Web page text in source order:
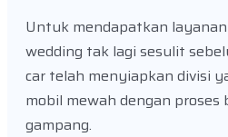
Untuk mendapatkan
wedding tak lagi sesulit
car telah menyiapkan divisi
mobil mewah dengan proses
gampang.